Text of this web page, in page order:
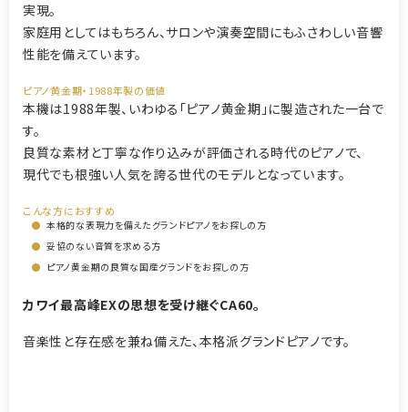
実現。
家庭用としてはもちろん、サロンや演奏空間にもふさわしい音響
性能を備えています。
ピアノ黄金期・1988年製の価値
本機は1988年製、いわゆる「ピアノ黄金期」に製造された一台で
す。
良質な素材と丁寧な作り込みが評価される時代のピアノで、
現代でも根強い人気を誇る世代のモデルとなっています。
こんな方におすすめ
● 本格的な表現力を備えたグランドピアノをお探しの方
● 妥協のない音質を求める方
● ピアノ黄金期の良質な国産グランドをお探しの方
カワイ最高峰EXの思想を受け継ぐCA60。
音楽性と存在感を兼ね備えた、本格派グランドピアノです。